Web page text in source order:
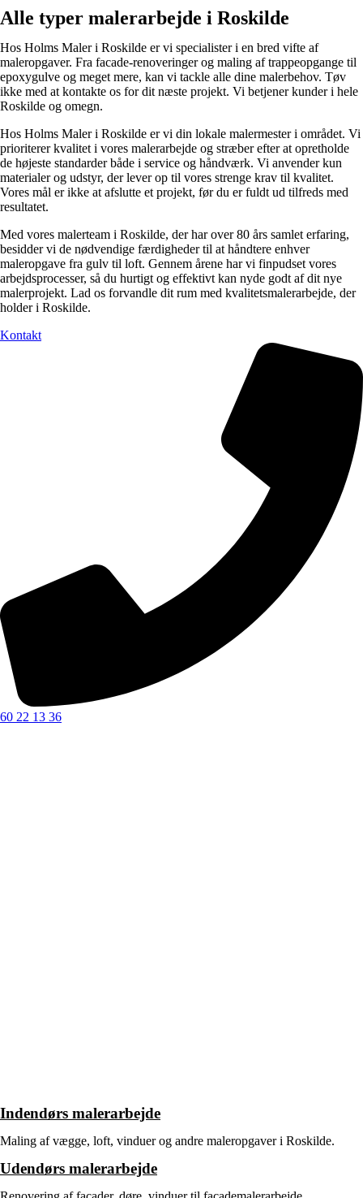
Alle typer malerarbejde i Roskilde
Hos Holms Maler i Roskilde er vi specialister i en bred vifte af
maleropgaver. Fra facade-renoveringer og maling af trappeopgange til
epoxygulve og meget mere, kan vi tackle alle dine malerbehov. Tøv
ikke med at kontakte os for dit næste projekt. Vi betjener kunder i hele
Roskilde og omegn.
Hos Holms Maler i Roskilde er vi din lokale malermester i området. Vi
prioriterer kvalitet i vores malerarbejde og stræber efter at opretholde
de højeste standarder både i service og håndværk. Vi anvender kun
materialer og udstyr, der lever op til vores strenge krav til kvalitet.
Vores mål er ikke at afslutte et projekt, før du er fuldt ud tilfreds med
resultatet.
Med vores malerteam i Roskilde, der har over 80 års samlet erfaring,
besidder vi de nødvendige færdigheder til at håndtere enhver
maleropgave fra gulv til loft. Gennem årene har vi finpudset vores
arbejdsprocesser, så du hurtigt og effektivt kan nyde godt af dit nye
malerprojekt. Lad os forvandle dit rum med kvalitetsmalerarbejde, der
holder i Roskilde.
Kontakt
60 22 13 36
Indendørs malerarbejde
Maling af vægge, loft, vinduer og andre maleropgaver i Roskilde.
Udendørs malerarbejde